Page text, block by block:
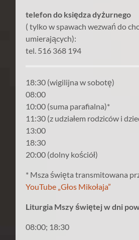
telefon do księdza dyżurnego
( tylko w spawach wezwań do
umierających):
tel. 516 368 194
18:30 (wigilijna w sobotę)
08:00
10:00 (suma parafialna)*
11:30 (z udziałem rodziców i
13:00
18:30
20:00 (dolny kościół)
* Msza święta transmitowana
YouTube „Głos Mikołaja”
Liturgia Mszy świętej w dni
08:00; 18:30